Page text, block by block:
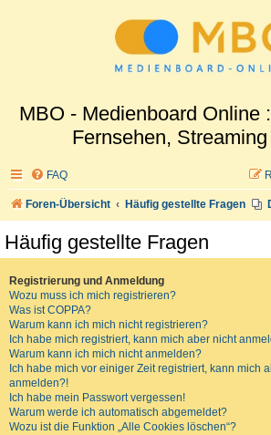
MBO - Medienboard Online
Fernsehen,
FAQ
Foren-Übersicht Häufig gestellte Fragen
Häufig gestellte Fragen
Registrierung und Anmeldung
Wozu muss ich mich registrieren?
Was ist COPPA?
Warum kann ich mich nicht registrieren?
Ich habe mich registriert, kann mich aber nicht
Warum kann ich mich nicht anmelden?
Ich habe mich vor einiger Zeit registriert, kann mich
anmelden?!
Ich habe mein Passwort vergessen!
Warum werde ich automatisch abgemeldet?
Wozu ist die Funktion „Alle Cookies löschen“?